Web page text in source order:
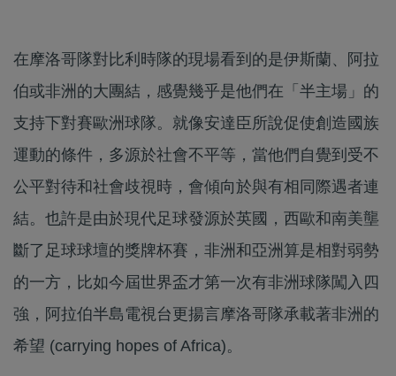
在摩洛哥隊對比利時隊的現場看到的是伊斯蘭、阿拉
伯或非洲的大團結，感覺幾乎是他們在「半主場」的
支持下對賽歐洲球隊。就像安達臣所說促使創造國族
運動的條件，多源於社會不平等，當他們自覺到受不
公平對待和社會歧視時，會傾向於與有相同際遇者連
結。也許是由於現代足球發源於英國，西歐和南美壟
斷了足球球壇的獎牌杯賽，非洲和亞洲算是相對弱勢
的一方，比如今屆世界盃才第一次有非洲球隊闖入四
強，阿拉伯半島電視台更揚言摩洛哥隊承載著非洲的
希望 (carrying hopes of Africa)。